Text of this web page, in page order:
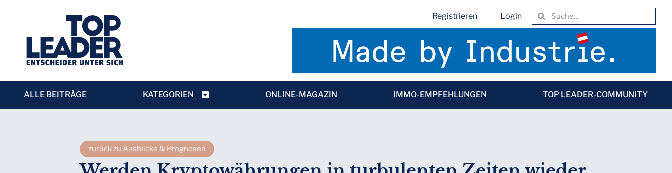
Registrieren Login
ALLE BEITRÄGE KATEGORIEN ONLINE-MAGAZIN IMMO-EMPFEHLUNGEN TOP LEADER-COMMUNITY
zurück zu Ausblicke & Prognosen